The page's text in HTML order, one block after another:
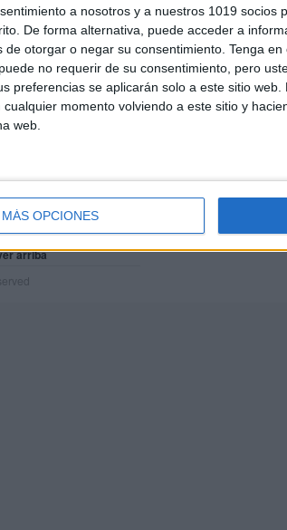
a nosotros y a nuestros 1019 socios
De forma alternativa, puede acceder a
de otorgar o negar su consentimiento. Tenga en
no requerir de su consentimiento, pero
preferencias se aplicarán solo a este sitio
momento volviendo a este sitio y
web.
MÁS OPCIONES
arriba